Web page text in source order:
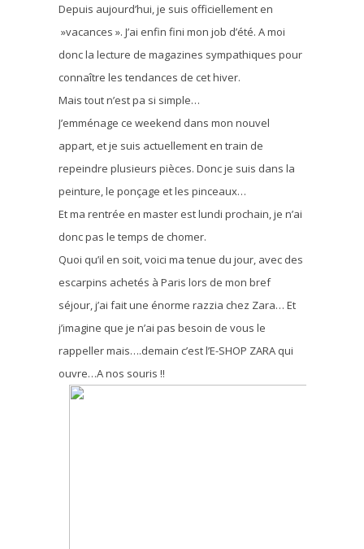
Depuis aujourd’hui, je suis officiellement en
»vacances ». J’ai enfin fini mon job d’été. A moi
donc la lecture de magazines sympathiques pour
connaître les tendances de cet hiver.
Mais tout n’est pa si simple…
J’emménage ce weekend dans mon nouvel
appart, et je suis actuellement en train de
repeindre plusieurs pièces. Donc je suis dans la
peinture, le ponçage et les pinceaux…
Et ma rentrée en master est lundi prochain, je n’ai
donc pas le temps de chomer.
Quoi qu’il en soit, voici ma tenue du jour, avec des
escarpins achetés à Paris lors de mon bref
séjour, j’ai fait une énorme razzia chez Zara… Et
j’imagine que je n’ai pas besoin de vous le
rappeller mais….demain c’est l’E-SHOP ZARA qui
ouvre…A nos souris !!